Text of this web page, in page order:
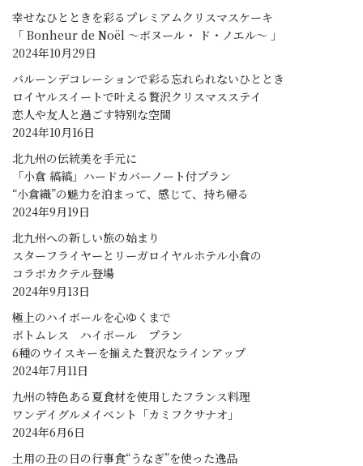
幸せなひとときを彩るプレミアムクリスマスケーキ
「 Bonheur de Noël ～ボヌール・ ド・ノエル～ 」
2024年10月29日
バルーンデコレーションで彩る忘れられないひととき
ロイヤルスイートで叶える贅沢クリスマスステイ
恋人や友人と過ごす特別な空間
2024年10月16日
北九州の伝統美を手元に
「小倉 縞縞」ハードカバーノート付プラン
“小倉織”の魅力を泊まって、感じて、持ち帰る
2024年9月19日
北九州への新しい旅の始まり
スターフライヤーとリーガロイヤルホテル小倉の
コラボカクテル登場
2024年9月13日
極上のハイボールを心ゆくまで
ボトムレス ハイボール プラン
6種のウイスキーを揃えた贅沢なラインアップ
2024年7月11日
九州の特色ある夏食材を使用したフランス料理
ワンデイグルメイベント「カミフクサナオ」
2024年6月6日
土用の丑の日の行事食“うなぎ”を使った逸品